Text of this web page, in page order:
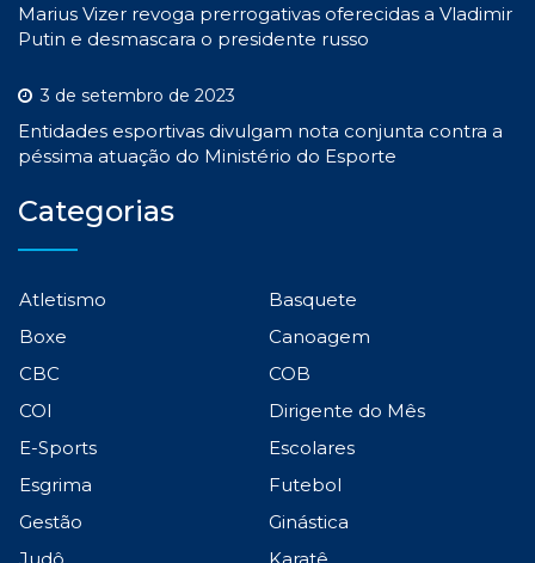
Marius Vizer revoga prerrogativas oferecidas a Vladimir
Putin e desmascara o presidente russo
3 de setembro de 2023
Entidades esportivas divulgam nota conjunta contra a
péssima atuação do Ministério do Esporte
Categorias
Atletismo
Basquete
Boxe
Canoagem
CBC
COB
COI
Dirigente do Mês
E-Sports
Escolares
Esgrima
Futebol
Gestão
Ginástica